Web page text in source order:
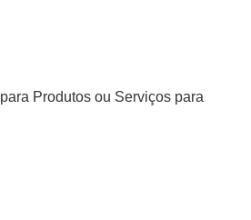
Produtos ou Serviços para